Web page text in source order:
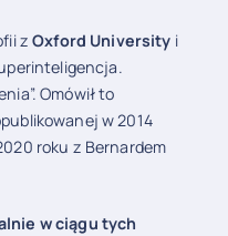
zOxford University i
Omówił to
w 2014
roku z Bernardem
w ciągu tych